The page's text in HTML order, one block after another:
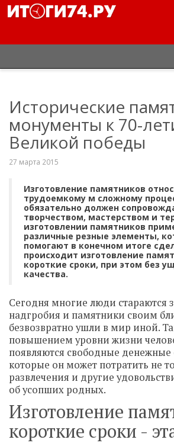
Исторические
монументы к 70-
Великой победы
27 марта 2015
Изготовление памятников
трудоемкому м сложному
обязательно должен
творчеством, мастерством и
изготовлении памятников
различные резные элементы,
помогают в конечном итоге
происходит изготовление
короткие сроки, при этом без
качества.
Сегодня многие люди стараются
надгробия и памятники своим
безвозвратно ушли в мир иной.
повышением уровни жизни
появляются свободные денежные
которые он может потратить не
развлечения и другие
об усопших родных.
Изготовление
короткие сроки -